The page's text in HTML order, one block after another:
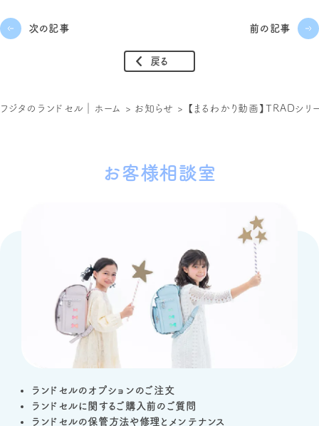
次の記事 前の記事
戻る
フジタのランドセル｜ホーム > お知らせ > 【まるわかり動画】TRADシ
お客様相談室
ランドセルのオプションのご注文
ランドセルに関するご購入前のご質問
ランドセルの保管方法や修理とメンテナンス